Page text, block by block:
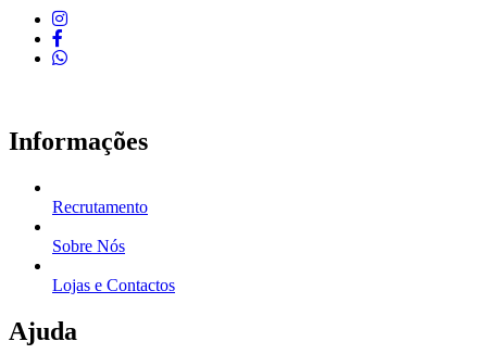
Informações
Recrutamento
Sobre Nós
Lojas e Contactos
Ajuda